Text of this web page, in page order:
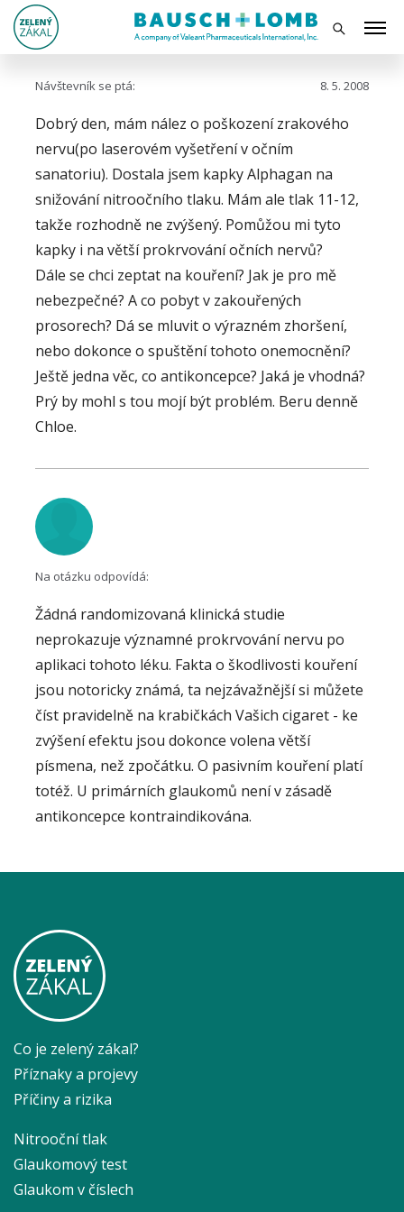
Návštevník se ptá: 8. 5. 2008
Dobrý den, mám nález o poškození zrakového
nervu(po laserovém vyšetření v očním
sanatoriu). Dostala jsem kapky Alphagan na
snižování nitroočního tlaku. Mám ale tlak 11-12,
takže rozhodně ne zvýšený. Pomůžou mi tyto
kapky i na větší prokrvování očních nervů?
Dále se chci zeptat na kouření? Jak je pro mě
nebezpečné? A co pobyt v zakouřených
prosorech? Dá se mluvit o výrazném zhoršení,
nebo dokonce o spuštění tohoto onemocnění?
Ještě jedna věc, co antikoncepce? Jaká je vhodná?
Prý by mohl s tou mojí být problém. Beru denně
Chloe.
Na otázku odpovídá:
Žádná randomizovaná klinická studie
neprokazuje významné prokrvování nervu po
aplikaci tohoto léku. Fakta o škodlivosti kouření
jsou notoricky známá, ta nejzávažnější si můžete
číst pravidelně na krabičkách Vašich cigaret - ke
zvýšení efektu jsou dokonce volena větší
písmena, než zpočátku. O pasivním kouření platí
totéž. U primárních glaukomů není v zásadě
antikoncepce kontraindikována.
Co je zelený zákal?
Příznaky a projevy
Příčiny a rizika
Nitrooční tlak
Glaukomový test
Glaukom v číslech